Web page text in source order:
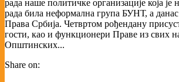
рада наше политичке организације која је
рада била неформална група БУНТ, а
Права Србија. Четвртом рођендану
гости, као и функционери Праве из свих
Општинских...
Share on: